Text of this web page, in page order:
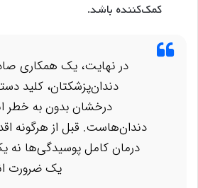
کمک‌کننده باشد.
در نهایت، یک همکاری
دندان‌پزشکتان، کلید
درخشان بدون به خطر
دندان‌هاست. قبل از هرگونه
درمان کامل پوسیدگی‌ها نه
یک ضرورت